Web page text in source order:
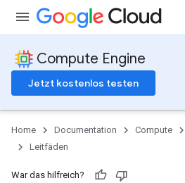
Compute Engine
Jetzt kostenlos testen
Home Documentation Compute
Leitfäden
War das hilfreich?